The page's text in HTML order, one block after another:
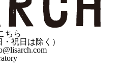
ちら
祝日は除く）